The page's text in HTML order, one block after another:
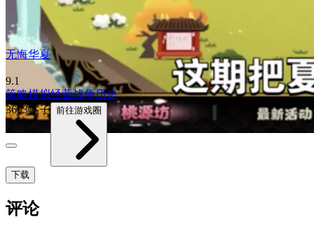
无悔华夏
9.1
策略模拟经营战争历史
3693帖子 前往游戏圈
下载
评论